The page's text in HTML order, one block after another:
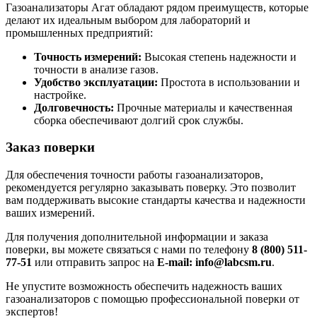
Газоанализаторы Агат обладают рядом преимуществ, которые
делают их идеальным выбором для лабораторий и
промышленных предприятий:
Точность измерений: Высокая степень надежности и
точности в анализе газов.
Удобство эксплуатации: Простота в использовании и
настройке.
Долговечность: Прочные материалы и качественная
сборка обеспечивают долгий срок службы.
Заказ поверки
Для обеспечения точности работы газоанализаторов,
рекомендуется регулярно заказывать поверку. Это позволит
вам поддерживать высокие стандарты качества и надежности
ваших измерений.
Для получения дополнительной информации и заказа
поверки, вы можете связаться с нами по телефону 8 (800) 511-
77-51 или отправить запрос на E-mail: info@labcsm.ru.
Не упустите возможность обеспечить надежность ваших
газоанализаторов с помощью профессиональной поверки от
экспертов!